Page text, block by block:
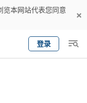
览本网站代表您同意
登录